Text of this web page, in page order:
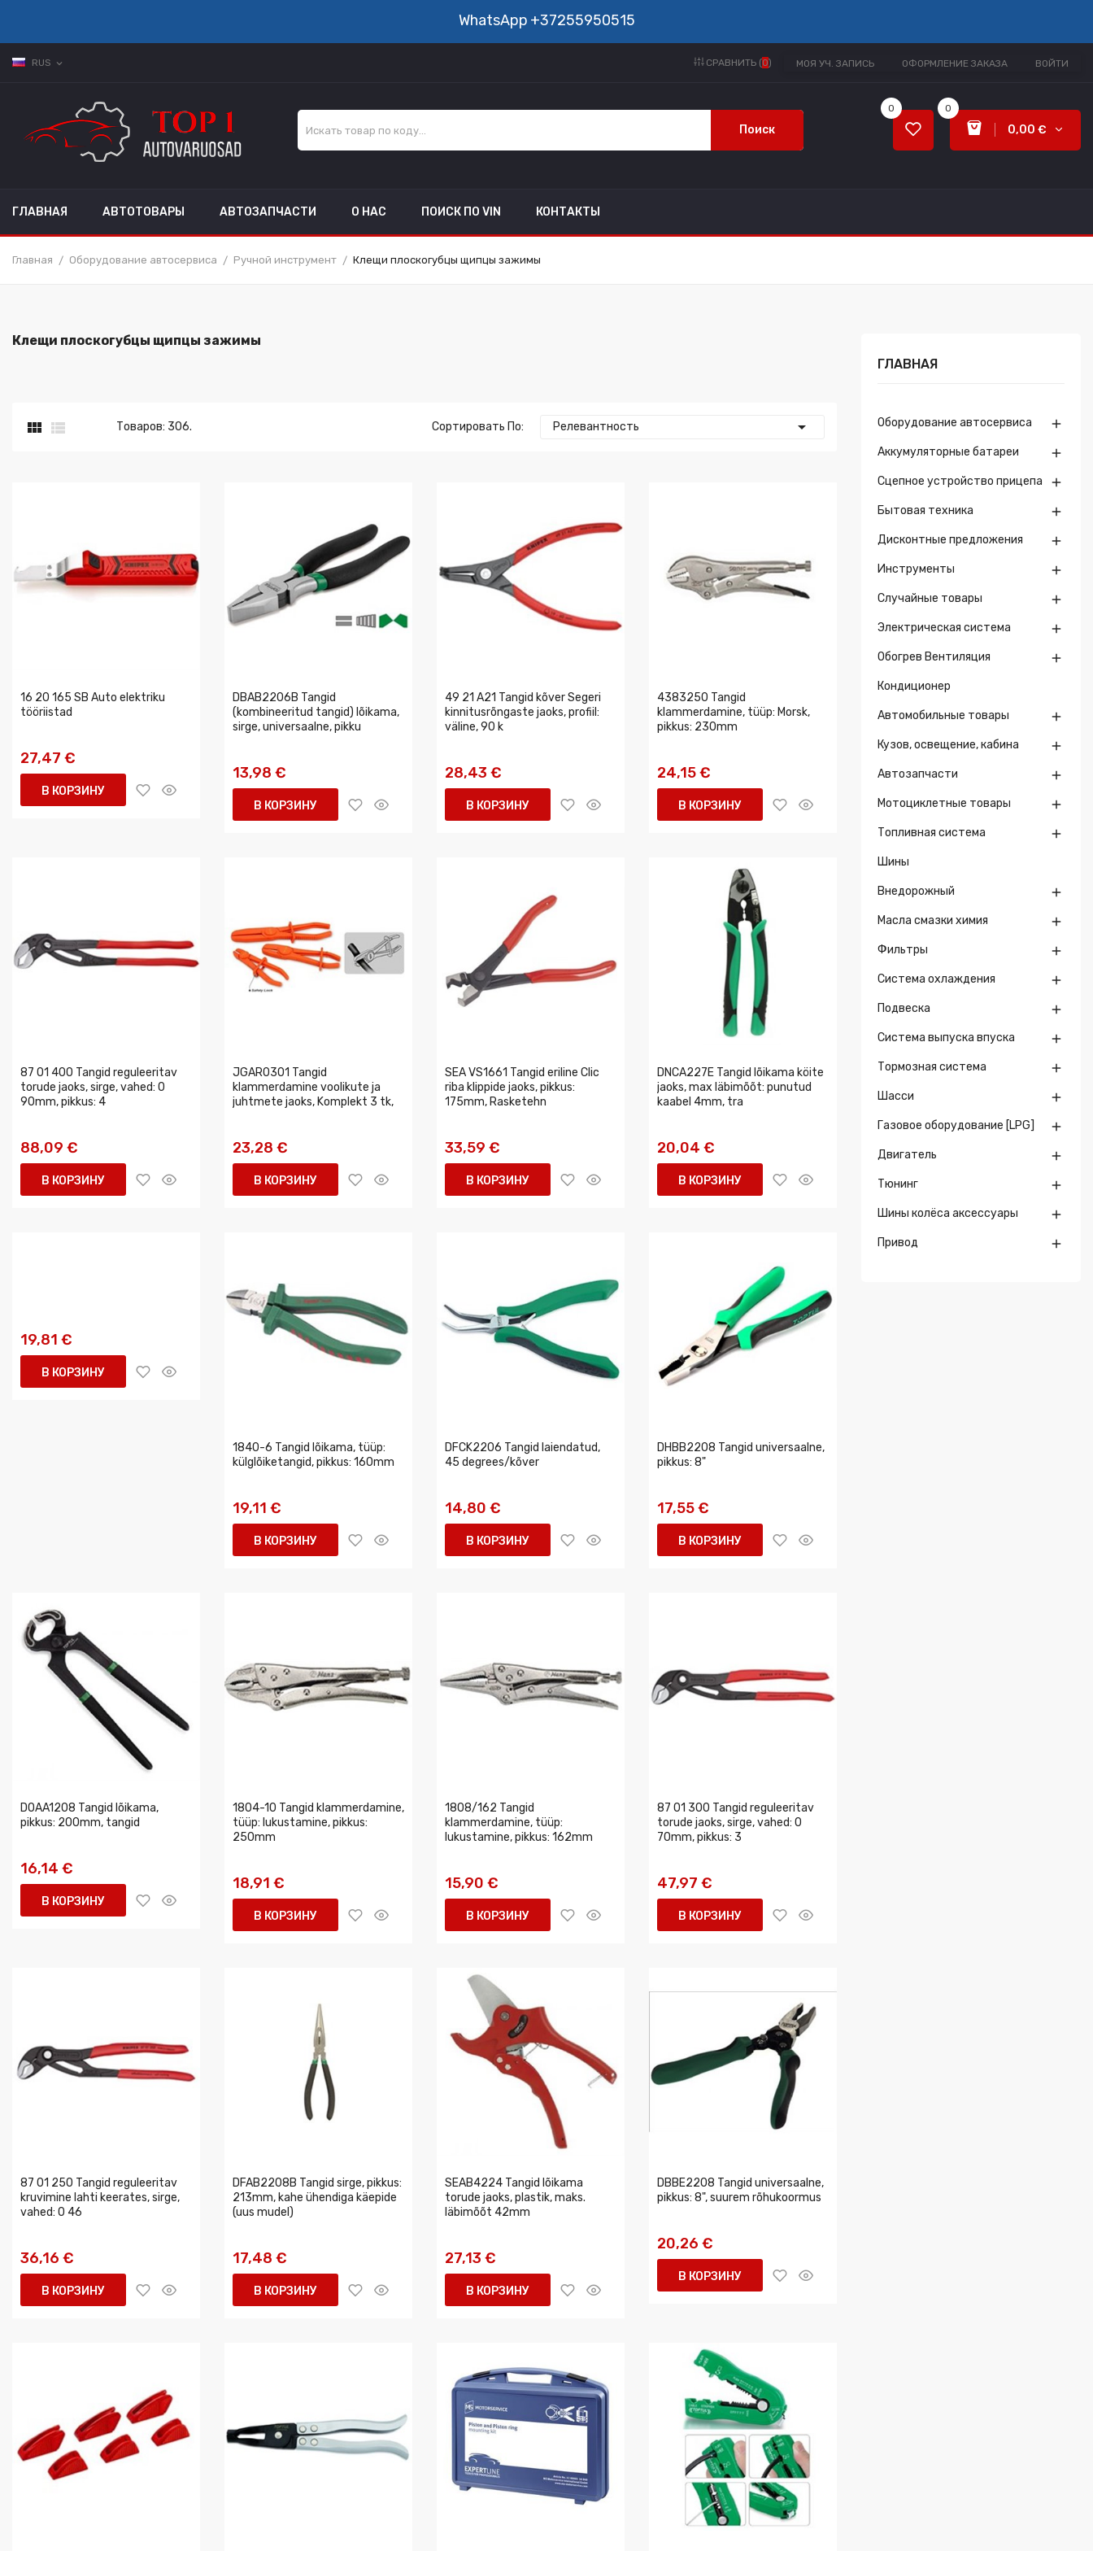
WhatsApp +37255950515
RUS expand_more МОЯ УЧ. ЗАПИСЬ ОФОРМЛЕНИЕ ЗАКАЗА ВОЙТИ
СРАВНИТЬ (0)
Поиск
0
0,00 €
0
ГЛАВНАЯ АВТОТОВАРЫ АВТОЗАПЧАСТИ О НАС ПОИСК ПО VIN КОНТАКТЫ
Главная Оборудование автосервиса Ручной инструмент Клещи плоскогубцы щипцы зажимы
Клещи плоскогубцы щипцы зажимы
  Товаров: 306. Сортировать По: Релевантность 
16 20 165 SB Auto elektriku
tööriistad
27,47 €
В КОРЗИНУ
DBAB2206B Tangid
(kombineeritud tangid) lõikama,
sirge, universaalne, pikku
13,98 €
В КОРЗИНУ
49 21 A21 Tangid kõver Segeri
kinnitusrõngaste jaoks, profiil:
väline, 90 k
28,43 €
В КОРЗИНУ
4383250 Tangid
klammerdamine, tüüp: Morsk,
pikkus: 230mm
24,15 €
В КОРЗИНУ
87 01 400 Tangid reguleeritav
torude jaoks, sirge, vahed: 0
90mm, pikkus: 4
88,09 €
В КОРЗИНУ
JGAR0301 Tangid
klammerdamine voolikute ja
juhtmete jaoks, Komplekt 3 tk,
23,28 €
В КОРЗИНУ
SEA VS1661 Tangid eriline Clic
riba klippide jaoks, pikkus:
175mm, Rasketehn
33,59 €
В КОРЗИНУ
DNCA227E Tangid lõikama köite
jaoks, max läbimõõt: punutud
kaabel 4mm, tra
20,04 €
В КОРЗИНУ
19,81 €
В КОРЗИНУ
1840-6 Tangid lõikama, tüüp:
külglõiketangid, pikkus: 160mm
19,11 €
В КОРЗИНУ
DFCK2206 Tangid laiendatud,
45 degrees/kõver
14,80 €
В КОРЗИНУ
DHBB2208 Tangid universaalne,
pikkus: 8"
17,55 €
В КОРЗИНУ
DOAA1208 Tangid lõikama,
pikkus: 200mm, tangid
16,14 €
В КОРЗИНУ
1804-10 Tangid klammerdamine,
tüüp: lukustamine, pikkus:
250mm
18,91 €
В КОРЗИНУ
1808/162 Tangid
klammerdamine, tüüp:
lukustamine, pikkus: 162mm
15,90 €
В КОРЗИНУ
87 01 300 Tangid reguleeritav
torude jaoks, sirge, vahed: 0
70mm, pikkus: 3
47,97 €
В КОРЗИНУ
87 01 250 Tangid reguleeritav
kruvimine lahti keerates, sirge,
vahed: 0 46
36,16 €
В КОРЗИНУ
DFAB2208B Tangid sirge, pikkus:
213mm, kahe ühendiga käepide
(uus mudel)
17,48 €
В КОРЗИНУ
SEAB4224 Tangid lõikama
torude jaoks, plastik, maks.
läbimõõt 42mm
27,13 €
В КОРЗИНУ
DBBE2208 Tangid universaalne,
pikkus: 8", suurem rõhukoormus
20,26 €
В КОРЗИНУ
ГЛАВНАЯ
Оборудование автосервиса 
Аккумуляторные батареи 
Сцепное устройство прицепа 
Бытовая техника 
Дисконтные предложения 
Инструменты 
Случайные товары 
Электрическая система 
Обогрев Вентиляция
Кондиционер

Автомобильные товары 
Кузов, освещение, кабина 
Автозапчасти 
Мотоциклетные товары 
Топливная система 
Шины
Внедорожный 
Масла смазки химия 
Фильтры 
Система охлаждения 
Подвеска 
Система выпуска впуска 
Тормозная система 
Шасси 
Газовое оборудование [LPG] 
Двигатель 
Тюнинг 
Шины колёса аксессуары 
Привод 